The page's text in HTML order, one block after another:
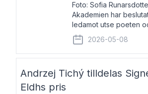
Foto: Sofia
Akademien har
ledamot utse poeten
litteraturkritikern Anna
efterträder poeten Tua
stol 18 och kommer att
2026-05-08
Andrzej Tichý tilldelas
Eldhs pris